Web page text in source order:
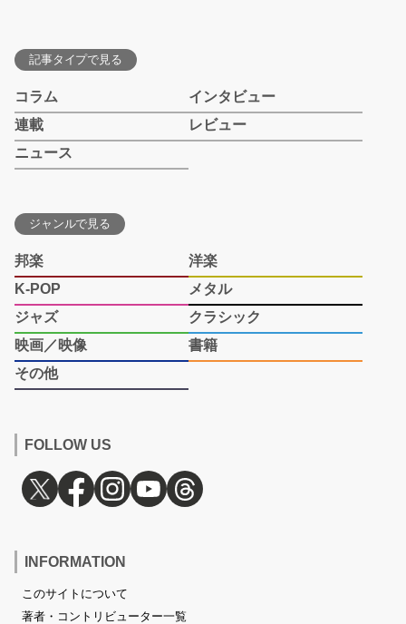
記事タイプで見る
コラム
インタビュー
連載
レビュー
ニュース
ジャンルで見る
邦楽
洋楽
K-POP
メタル
ジャズ
クラシック
映画／映像
書籍
その他
FOLLOW US
INFORMATION
このサイトについて
著者・コントリビューター一覧